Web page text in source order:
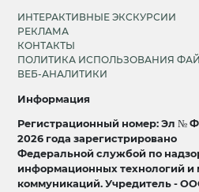
ИНТЕРАКТИВНЫЕ ЭКСКУРСИИ
РЕКЛАМА
КОНТАКТЫ
ПОЛИТИКА ИСПОЛЬЗОВАНИЯ
ВЕБ-АНАЛИТИКИ
Информация
Регистрационный номер: Эл №
2026 года зарегистрировано
Федеральной службой по
информационных технологий и
коммуникаций. Учредитель -